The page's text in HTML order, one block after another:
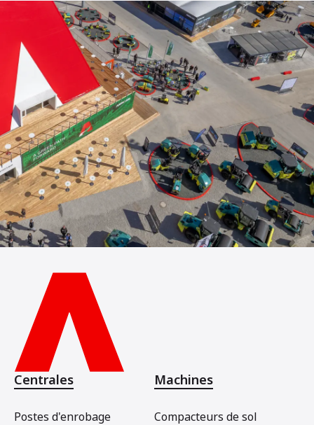
Centrales
Postes d'enrobage
Machines
Compacteurs de sol